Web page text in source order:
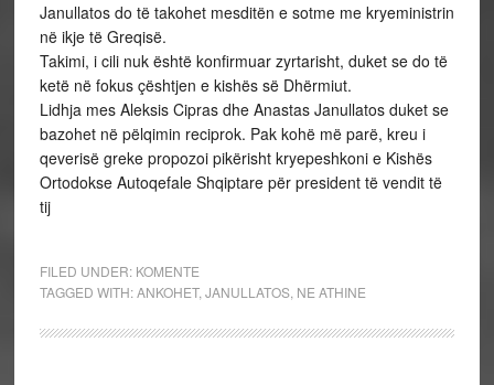
Janullatos do të takohet mesditën e sotme me kryeministrin
në ikje të Greqisë.
Takimi, i cili nuk është konfirmuar zyrtarisht, duket se do të
ketë në fokus çështjen e kishës së Dhërmiut.
Lidhja mes Aleksis Cipras dhe Anastas Janullatos duket se
bazohet në pëlqimin reciprok. Pak kohë më parë, kreu i
qeverisë greke propozoi pikërisht kryepeshkoni e Kishës
Ortodokse Autoqefale Shqiptare për president të vendit të
tij
FILED UNDER: KOMENTE
TAGGED WITH:ANKOHET, JANULLATOS, NE ATHINE